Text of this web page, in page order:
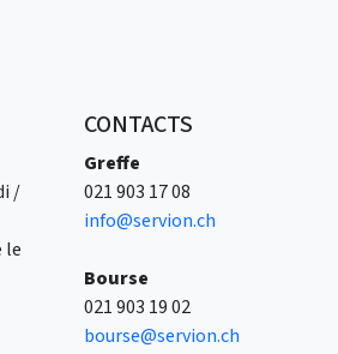
/
le
CONTACTS
Greffe
021 903 17 08
info@servion.ch
Bourse
021 903 19 02
bourse@servion.ch